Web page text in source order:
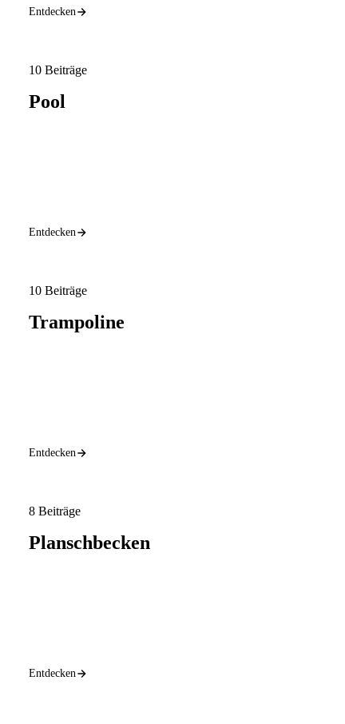
Entdecken
10 Beiträge
Pool
Entdecken
10 Beiträge
Trampoline
Entdecken
8 Beiträge
Planschbecken
Entdecken